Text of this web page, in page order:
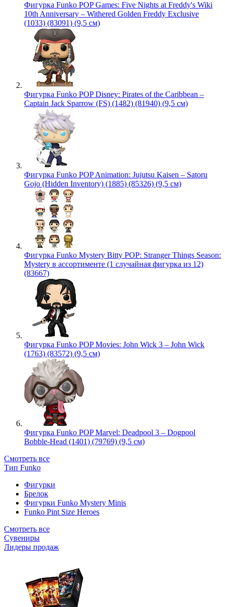
Фигурка Funko POP Games: Five Nights at Freddy's Wiki
10th Anniversary – Withered Golden Freddy Exclusive
(1033) (83091) (9,5 см)
Фигурка Funko POP Disney: Pirates of the Caribbean –
Captain Jack Sparrow (FS) (1482) (81940) (9,5 см)
Фигурка Funko POP Animation: Jujutsu Kaisen – Satoru
Gojo (Hidden Inventory) (1885) (85326) (9,5 см)
Фигурка Funko Mystery Bitty POP: Stranger Things Season:
Mystery в ассортименте (1 случайная фигурка из 12)
(83667)
Фигурка Funko POP Movies: John Wick 3 – John Wick
(1763) (83572) (9,5 см)
Фигурка Funko POP Marvel: Deadpool 3 – Dogpool
Bobble-Head (1401) (79769) (9,5 см)
Смотреть все
Тип Funko
Фигурки
Брелок
Фигурки Funko Mystery Minis
Funko Pint Size Heroes
Смотреть все
Сувениры
Лидеры продаж